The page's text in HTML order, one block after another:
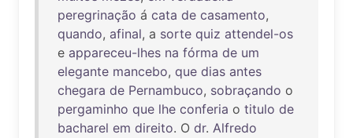
peregrinação á cata de casamento,
quando, afinal, a sorte quiz attendel-os
e appareceu-lhes na fórma de um
elegante mancebo, que dias antes
chegara de Pernambuco, sobraçando o
pergaminho que lhe conferia o titulo de
bacharel em direito. O dr. Alfredo